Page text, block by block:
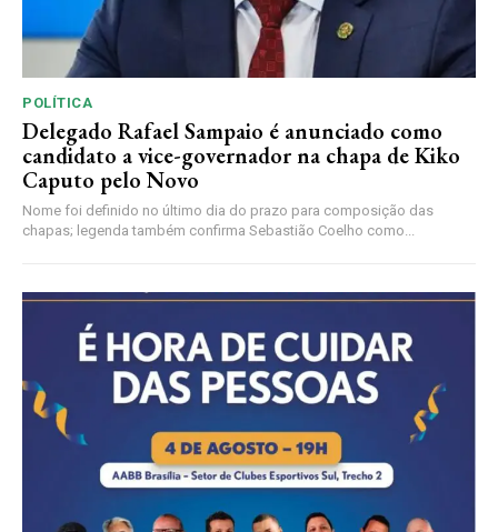
POLÍTICA
Delegado Rafael Sampaio é anunciado como
candidato a vice-governador na chapa de Kiko
Caputo pelo Novo
Nome foi definido no último dia do prazo para composição das
chapas; legenda também confirma Sebastião Coelho como...